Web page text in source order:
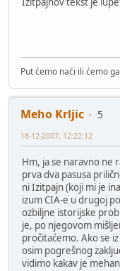
Put ćemo naći ili ćemo
Meho Krljic
5
18-12-2007, 12:22:12
Hm, ja se naravno ne
prva dva pasusa
ni Izitpajn (koji mi je
izum CIA-e u drugoj
ozbiljne istorijske
je, po njegovom
pročitaćemo. Ako se
osim pogrešnog
vidimo kakav je